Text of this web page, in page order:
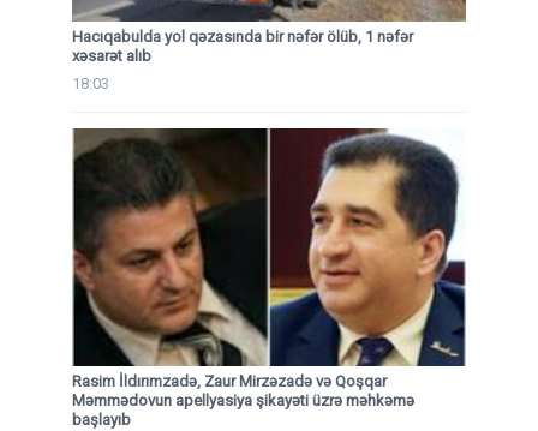
Hacıqabulda yol qəzasında bir nəfər ölüb, 1 nəfər
xəsarət alıb
18:03
Rasim İldırımzadə, Zaur Mirzəzadə və Qoşqar
Məmmədovun apellyasiya şikayəti üzrə məhkəmə
başlayıb